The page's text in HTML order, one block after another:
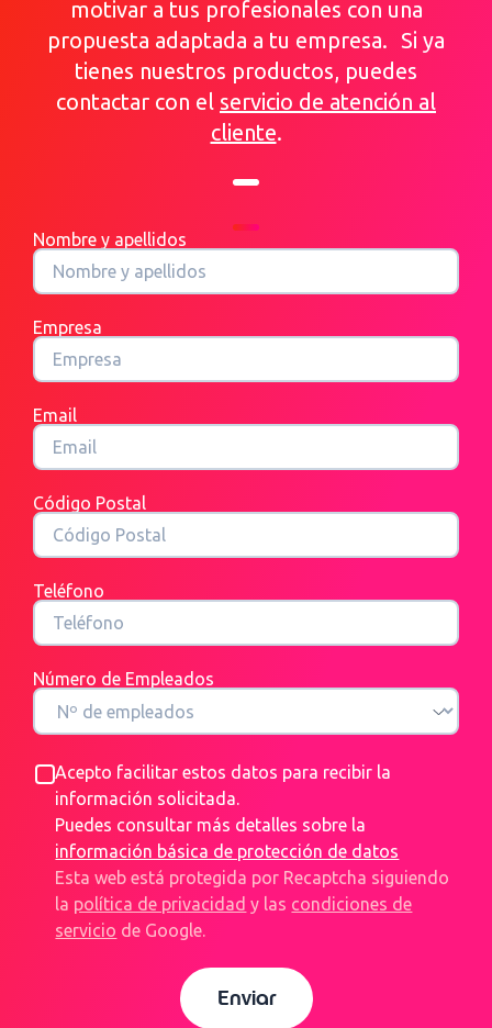
motivar a tus profesionales con una
propuesta adaptada a tu empresa. Si ya
tienes nuestros productos, puedes
contactar con el servicio de atención al
cliente.
Nombre y apellidos
Empresa
Email
Código Postal
Teléfono
Número de Empleados
Acepto facilitar estos datos para recibir la
información solicitada.
Puedes consultar más detalles sobre la
información básica de protección de datos
Esta web está protegida por Recaptcha siguiendo
la política de privacidad y las condiciones de
servicio de Google.
Enviar